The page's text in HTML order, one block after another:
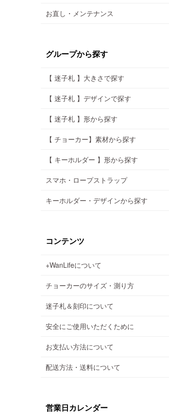
お直し・メンテナンス
グループから探す
【 迷子札 】大きさで探す
【 迷子札 】デザインで探す
【 迷子札 】形から探す
【 チョーカー】素材から探す
【 キーホルダー 】形から探す
スマホ・ロープストラップ
キーホルダー・デザインから探す
コンテンツ
+WanLifeについて
チョーカーのサイズ・測り方
迷子札＆刻印について
安全にご使用いただくために
お支払い方法について
配送方法・送料について
営業日カレンダー